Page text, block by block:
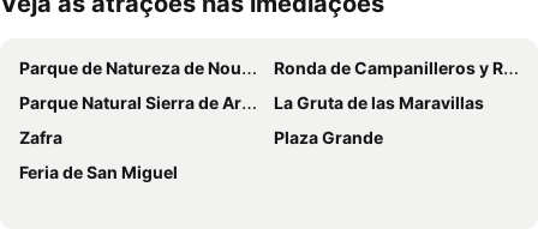
Ampliar mapa
Parque de Natureza de Noudar
Ronda de Campanilleros y Rosario de la Aurora
Parque Natural Sierra de Aracena y Picos de Aroche
La Gruta de las Maravillas
Zafra
Plaza Grande
Feria de San Miguel